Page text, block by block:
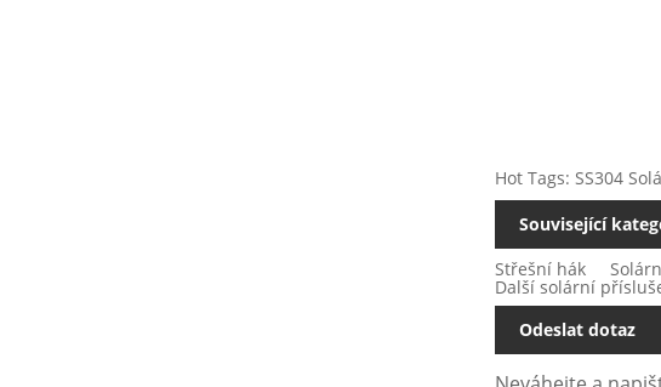
Hot Tags: SS304
Související
Střešní hák
Další solární
Odeslat dotaz